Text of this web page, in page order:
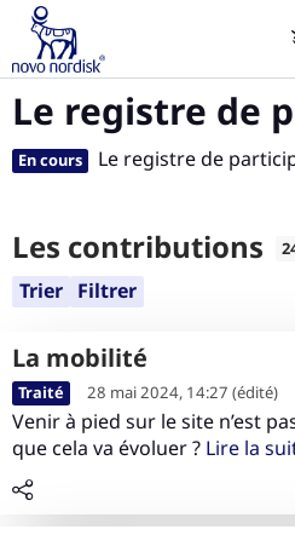
Aller au contenu principal
Paramètres d'accessibilité
Le registre de
En cours Le registre de
Les contributions
Trier Filtrer
La mobilité
L
i
r
e
l
Traité 28 mai 2024, 14:27(édité)
Venir à pied sur le site n’est
que cela va évoluer ? Lire la